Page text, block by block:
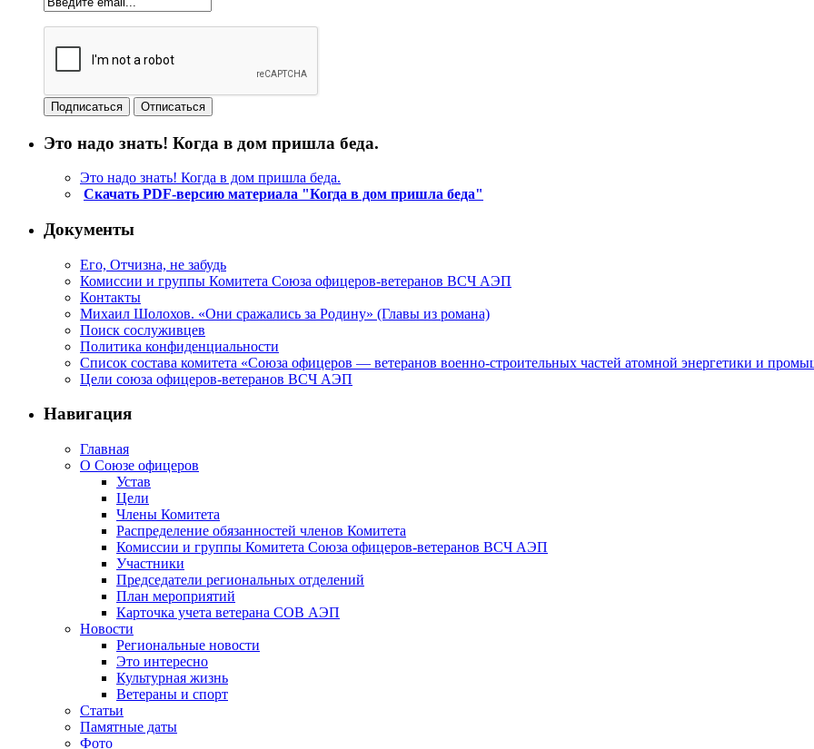
Это надо знать! Когда в дом пришла беда.
Это надо знать! Когда в дом пришла беда.
Скачать PDF-версию материала "Когда в дом пришла беда"
Документы
Его, Отчизна, не забудь
Комиссии и группы Комитета Союза офицеров-ветеранов ВСЧ АЭП
Контакты
Михаил Шолохов. «Они сражались за Родину» (Главы из романа)
Поиск сослуживцев
Политика конфиденциальности
Список состава комитета «Союза офицеров — ветеранов военно-строительных частей атомной энергетики и
Цели союза офицеров-ветеранов ВСЧ АЭП
Навигация
Главная
О Союзе офицеров
Устав
Цели
Члены Комитета
Распределение обязанностей членов Комитета
Комиссии и группы Комитета Союза офицеров-ветеранов ВСЧ АЭП
Участники
Председатели региональных отделений
План мероприятий
Карточка учета ветерана CОВ АЭП
Новости
Региональные новости
Это интересно
Культурная жизнь
Ветераны и спорт
Статьи
Памятные даты
Фото